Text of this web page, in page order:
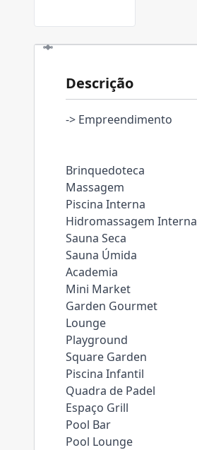
Descrição
-> Empreendimento
Brinquedoteca
Massagem
Piscina Interna
Hidromassagem Interna
Sauna Seca
Sauna Úmida
Academia
Mini Market
Garden Gourmet
Lounge
Playground
Square Garden
Piscina Infantil
Quadra de Padel
Espaço Grill
Pool Bar
Pool Lounge